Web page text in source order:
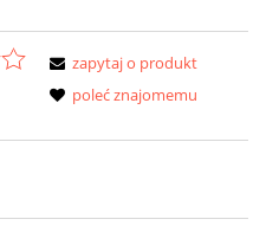
zapytaj o produkt
poleć znajomemu